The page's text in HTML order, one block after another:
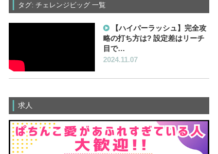
タグ: チェレンジビッグ 一覧
【ハイパーラッシュ】完全攻
略の打ち方は? 設定差はリーチ
目で…
2024.11.07
求人